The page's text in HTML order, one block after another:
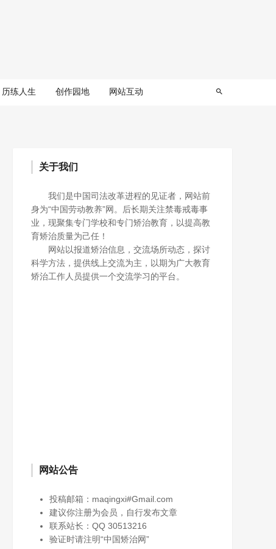
历练人生 创作园地 网站互动
赤峰市戒毒所三个“融合” 深入
加强爱国主义思想教育
关于我们
我们是中国司法改革进程的见证者，网站前
身为“中国劳动教养”网。后长期关注禁毒戒毒事
业，现聚集专门学校和专门矫治教育，以提高教
育矫治质量为己任！
网站以报道矫治信息，交流场所动态，探讨
科学方法，提供线上交流为主，以期为广大教育
矫治工作人员提供一个交流学习的平台。
网站公告
投稿邮箱：maqingxi#Gmail.com
建议你注册为会员，自行发布文章
联系站长：QQ 30513216
验证时请注明“中国矫治网”